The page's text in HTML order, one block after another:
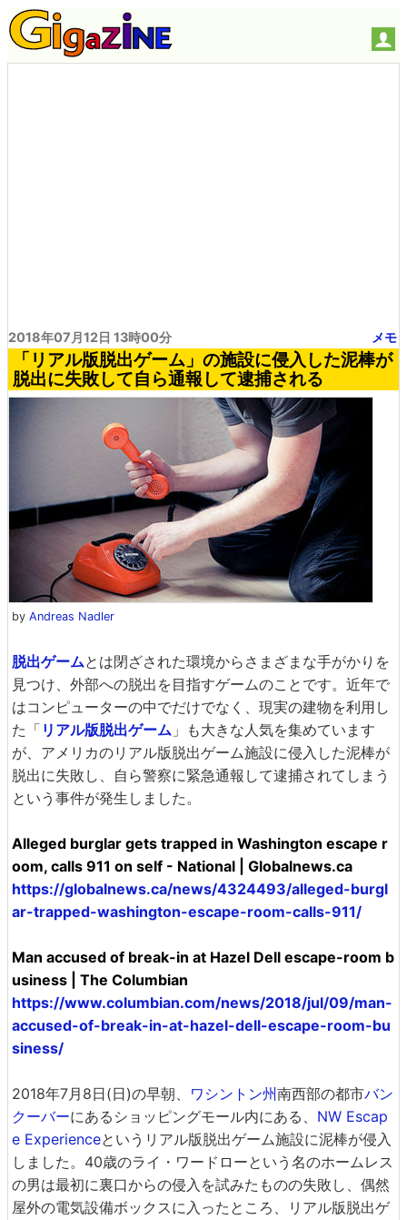
2018年07月12日 13時00分 メモ
「リアル版脱出ゲーム」の施設に侵入した泥棒が
脱出に失敗して自ら通報して逮捕される
by Andreas Nadler
脱出ゲームとは閉ざされた環境からさまざまな手がかりを
見つけ、外部への脱出を目指すゲームのことです。近年で
はコンピューターの中でだけでなく、現実の建物を利用し
た「 リアル版脱出ゲーム 」も大きな人気を集めています
が、アメリカのリアル版脱出ゲーム施設に侵入した泥棒が
脱出に失敗し、自ら警察に緊急通報して逮捕されてしまう
という事件が発生しました。
Alleged burglar gets trapped in Washington escape r
oom, calls 911 on self - National | Globalnews.ca
https://globalnews.ca/news/4324493/alleged-burgl
ar-trapped-washington-escape-room-calls-911/
Man accused of break-in at Hazel Dell escape-room b
usiness | The Columbian
https://www.columbian.com/news/2018/jul/09/man-
accused-of-break-in-at-hazel-dell-escape-room-bu
siness/
2018年7月8日(日)の早朝、 ワシントン州南西部の都市バン
クーバーにあるショッピングモール内にある、 NW Escap
e Experienceというリアル版脱出ゲーム施設に泥棒が侵入
しました。40歳のライ・ワードローという名のホームレス
の男は最初に裏口からの侵入を試みたものの失敗し、偶然
屋外の電気設備ボックスに入ったところ、リアル版脱出ゲ